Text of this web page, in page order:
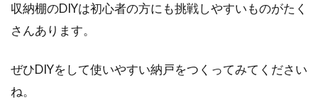
収納棚のDIYは初心者の方にも挑戦しやすいものがたく
さんあります。
ぜひDIYをして使いやすい納戸をつくってみてください
ね。